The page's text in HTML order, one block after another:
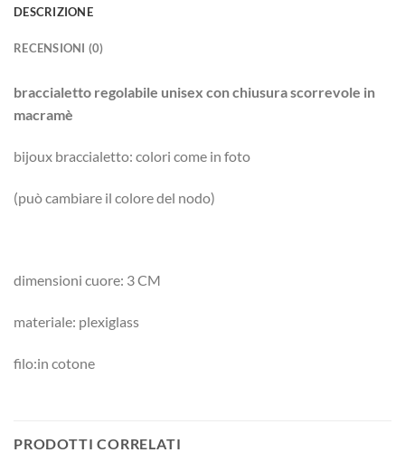
DESCRIZIONE
RECENSIONI (0)
braccialetto regolabile unisex con chiusura scorrevole in
macramè
bijoux braccialetto: colori come in foto
(può cambiare il colore del nodo)
dimensioni cuore: 3 CM
materiale: plexiglass
filo:in cotone
PRODOTTI CORRELATI